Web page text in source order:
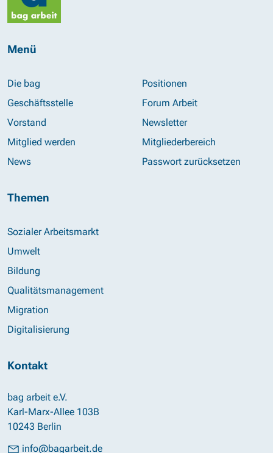
Menü
Die bag
Geschäftsstelle
Vorstand
Mitglied werden
News
Positionen
Forum Arbeit
Newsletter
Mitgliederbereich
Passwort zurücksetzen
Themen
Sozialer Arbeitsmarkt
Umwelt
Bildung
Qualitätsmanagement
Migration
Digitalisierung
Kontakt
bag arbeit e.V.
Karl-Marx-Allee 103B
10243 Berlin
info@bagarbeit.de